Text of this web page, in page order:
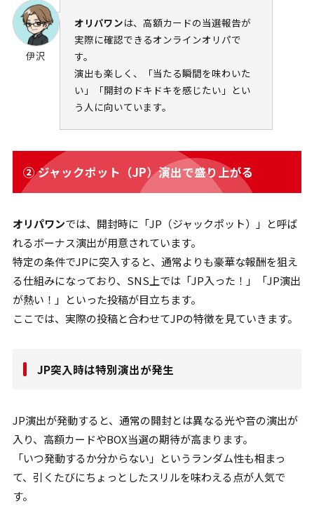
伊沢
オリパワンは、高額カードの当選報告が
実際に確認できるオンラインオリパで
す。
演出も楽しく、「当たる瞬間を味わいた
い」「開封のドキドキを感じたい」とい
う人に向いています。
② ジャックポット（JP）演出で盛り上がる
オリパワンでは、開封時に「JP（ジャックポット）」と呼ば
れるボーナス演出が用意されています。
特定の条件でJPに突入すると、通常よりも豪華な報酬を狙え
る仕組みになっており、SNS上では「JP入った！」「JP演出
が熱い！」といった投稿が目立ちます。
ここでは、実際の投稿と合わせてJPの特徴を見ていきます。
JP突入時は特別演出が発生
JP演出が発動すると、通常の開封とは異なる光や音の演出が
入り、高額カードやBOX当選の期待が高まります。
「いつ発動するか分からない」というランダム性も相まっ
て、引くたびにちょっとしたスリルを味わえる点が人気で
す。